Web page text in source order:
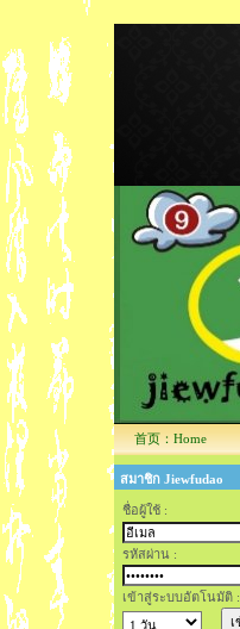
首页：Home
สมาชิก Jiewfudao
ชื่อผู้ใช้ :
รหัสผ่าน :
เข้าสู่ระบบอัตโนมัติ :